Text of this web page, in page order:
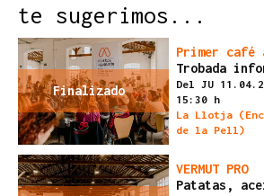
te sugerimos...
Finalizado
Primer café
Trobada
Del JU
15:30 h
La Llotja
de la Pell)
VERMUT PRO
Patatas,